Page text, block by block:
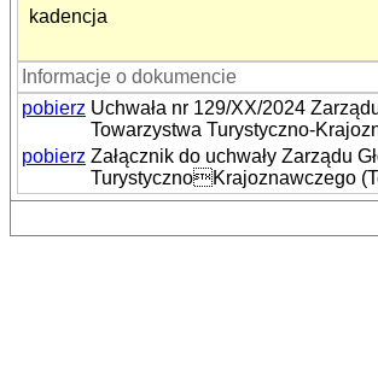
kadencja
Informacje o dokumencie
pobierz Uchwała nr 129/XX/2024
Towarzystwa Turystyczno-
pobierz Załącznik do uchwały Zarządu
TurystycznoKrajoznawczego